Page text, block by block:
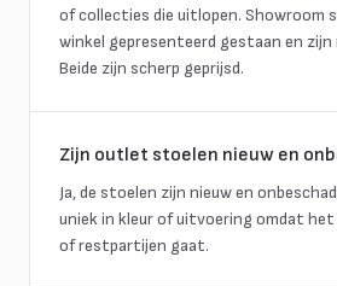
of collecties die uitlopen. Showroom
winkel gepresenteerd gestaan en
Beide zijn scherp geprijsd.
Zijn outlet stoelen nieuw en
Ja, de stoelen zijn nieuw en
uniek in kleur of uitvoering omdat het
of restpartijen gaat.